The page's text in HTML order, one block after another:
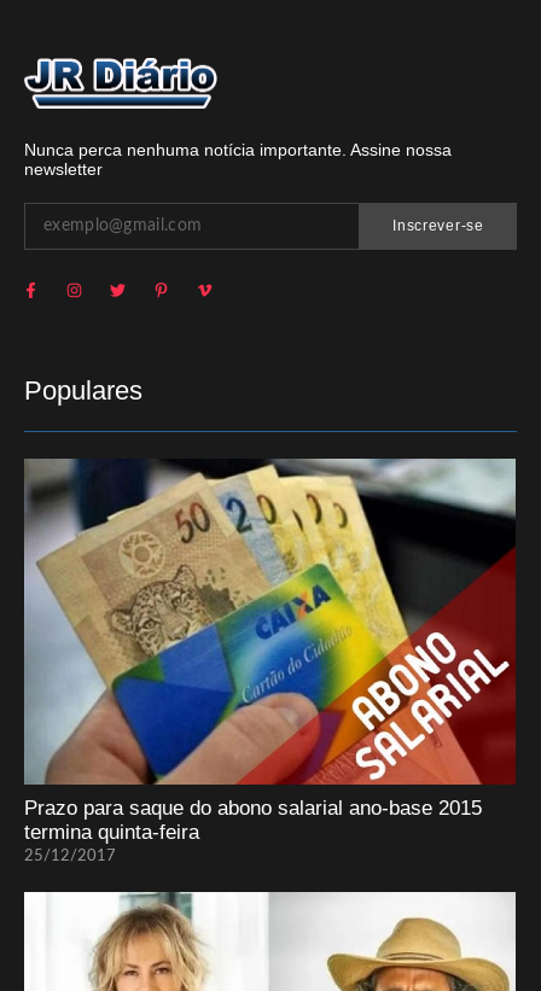
Nunca perca nenhuma notícia importante. Assine nossa
newsletter
Inscrever-se
Populares
Prazo para saque do abono salarial ano-base 2015
termina quinta-feira
25/12/2017